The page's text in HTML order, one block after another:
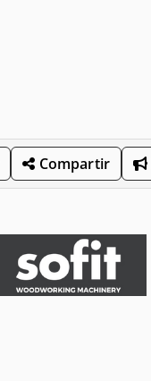
Compartir